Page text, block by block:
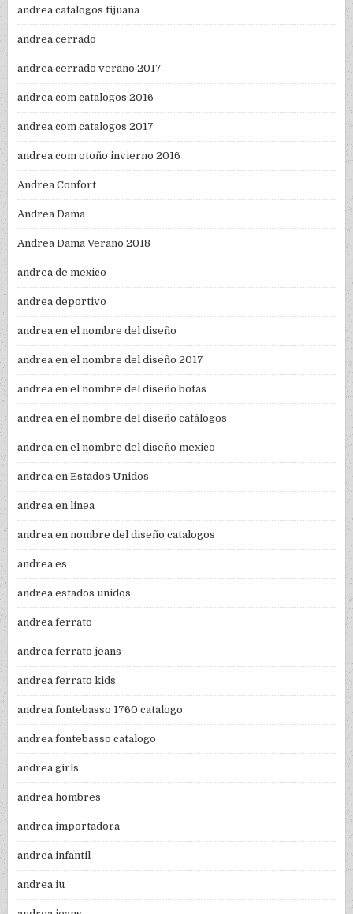
andrea catalogos tijuana
andrea cerrado
andrea cerrado verano 2017
andrea com catalogos 2016
andrea com catalogos 2017
andrea com otoño invierno 2016
Andrea Confort
Andrea Dama
Andrea Dama Verano 2018
andrea de mexico
andrea deportivo
andrea en el nombre del diseño
andrea en el nombre del diseño 2017
andrea en el nombre del diseño botas
andrea en el nombre del diseño catálogos
andrea en el nombre del diseño mexico
andrea en Estados Unidos
andrea en linea
andrea en nombre del diseño catalogos
andrea es
andrea estados unidos
andrea ferrato
andrea ferrato jeans
andrea ferrato kids
andrea fontebasso 1760 catalogo
andrea fontebasso catalogo
andrea girls
andrea hombres
andrea importadora
andrea infantil
andrea iu